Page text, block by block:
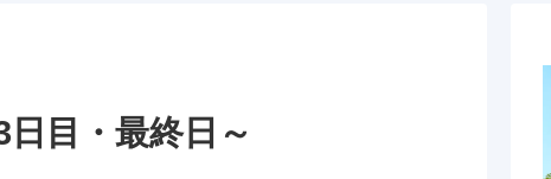
目・最終日～